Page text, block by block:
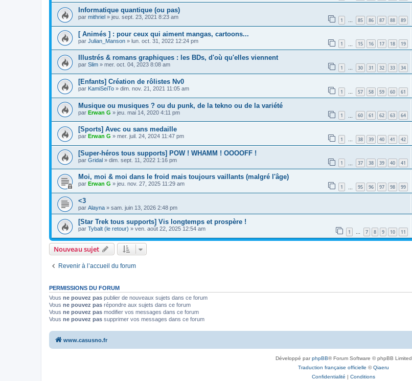
Informatique quantique (ou pas)
par mithriel » jeu. sept. 23, 2021 8:23 am 1 … 85 86 87 88 89
[ Animés ] : pour ceux qui aiment mangas, cartoons...
par Julian_Manson » lun. oct. 31, 2022 12:24 pm 1 15 16 17 18 19
Illustrés & romans graphiques : les BDs, d'où qu'elles viennent
par Slim » mer. oct. 04, 2023 8:08 am 1 … 30 31 32 33 34
[Enfants] Création de rôlistes Nv0
par KamiSeiTo » dim. nov. 21, 2021 11:05 am 1 … 57 58 59 60 61
Musique ou musiques ? ou du punk, de la tekno ou de la variété
par Erwan G » jeu. mai 14, 2020 4:11 pm 1 60 61 62 63 64
[Sports] Avec ou sans medaille
par Erwan G » mer. juil. 24, 2024 11:47 pm 1 … 38 39 40 41 42
[Super-héros tous supports] POW ! WHAMM ! OOOOFF !
par Gridal » dim. sept. 11, 2022 1:16 pm 1 37 38 39 40 41
Moi, moi & moi dans le froid mais toujours vaillants (malgré l'âge)
par Erwan G » jeu. nov. 27, 2025 11:29 am 1 95 96 97 98 99
<3
par Alayna » sam. juin 13, 2026 2:48 pm
[Star Trek tous supports] Vis longtemps et prospère !
par Tybalt (le retour) » ven. août 22, 2025 12:54 am 1 … 7 8 9 10 11
Nouveau sujet
Revenir à l’accueil du forum
PERMISSIONS DU FORUM
Vous ne pouvez pas publier de nouveaux sujets dans ce forum
Vous ne pouvez pas répondre aux sujets dans ce forum
Vous ne pouvez pas modifier vos messages dans ce forum
Vous ne pouvez pas supprimer vos messages dans ce forum
www.casusno.fr
Développé parphpBB® Forum Software © phpBB Limited
Traduction française officielle ©Qiaeru
Confidentialité | Conditions